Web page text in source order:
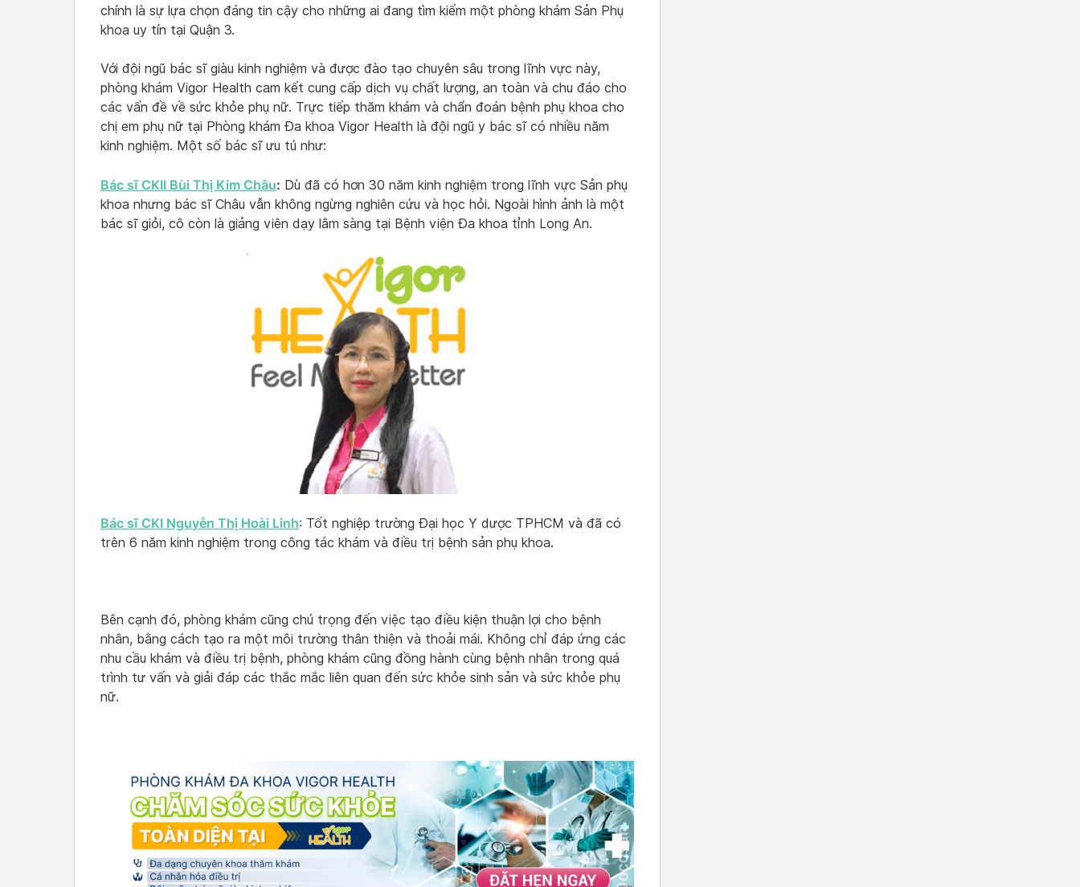
chính là sự lựa chọn đáng tin cậy cho những ai đang tìm kiếm một phòng khám Sản Phụ
khoa uy tín tại Quận 3.
Với đội ngũ bác sĩ giàu kinh nghiệm và được đào tạo chuyên sâu trong lĩnh vực này,
phòng khám Vigor Health cam kết cung cấp dịch vụ chất lượng, an toàn và chu đáo cho
các vấn đề về sức khỏe phụ nữ. Trực tiếp thăm khám và chẩn đoán bệnh phụ khoa cho
chị em phụ nữ tại Phòng khám Đa khoa Vigor Health là đội ngũ y bác sĩ có nhiều năm
kinh nghiệm. Một số bác sĩ ưu tú như:
Bác sĩ CKII Bùi Thị Kim Châu: Dù đã có hơn 30 năm kinh nghiệm trong lĩnh vực Sản phụ
khoa nhưng bác sĩ Châu vẫn không ngừng nghiên cứu và học hỏi. Ngoài hình ảnh là một
bác sĩ giỏi, cô còn là giảng viên dạy lâm sàng tại Bệnh viện Đa khoa tỉnh Long An.
Bác sĩ CKI Nguyễn Thị Hoài Linh: Tốt nghiệp trường Đại học Y dược TPHCM và đã có
trên 6 năm kinh nghiệm trong công tác khám và điều trị bệnh sản phụ khoa.
Bên cạnh đó, phòng khám cũng chú trọng đến việc tạo điều kiện thuận lợi cho bệnh
nhân, bằng cách tạo ra một môi trường thân thiện và thoải mái. Không chỉ đáp ứng các
nhu cầu khám và điều trị bệnh, phòng khám cũng đồng hành cùng bệnh nhân trong quá
trình tư vấn và giải đáp các thắc mắc liên quan đến sức khỏe sinh sản và sức khỏe phụ
nữ.